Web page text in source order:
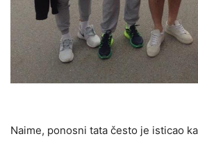
Naime, ponosni tata često je isticao